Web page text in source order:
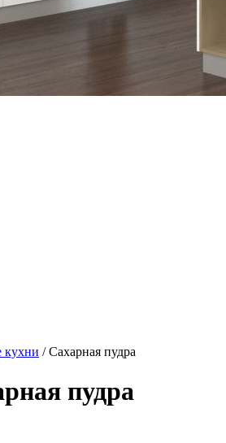
кухни / Сахарная пудра
пудра